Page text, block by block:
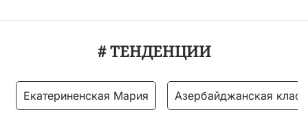
# ТЕНДЕНЦИИ
Екатериненская Мария Азербайджанская